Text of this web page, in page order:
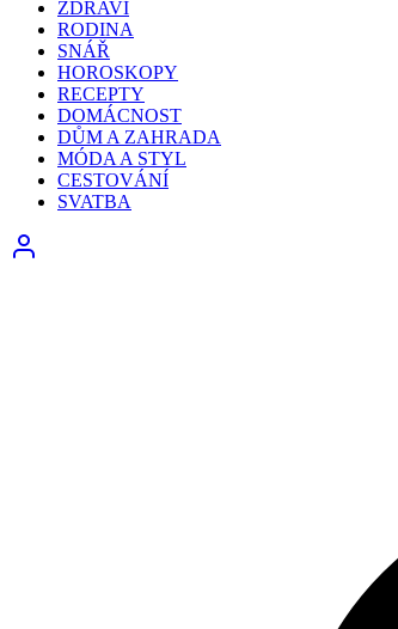
ZDRAVÍ
RODINA
SNÁŘ
HOROSKOPY
RECEPTY
DOMÁCNOST
DŮM A ZAHRADA
MÓDA A STYL
CESTOVÁNÍ
SVATBA